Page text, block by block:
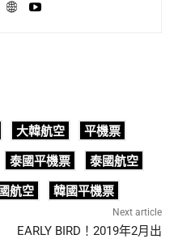
大韓航空
平機票
泰國平機票
泰國航空
航空 韓國平機票
Next article
EARLY BIRD！2019年2月出